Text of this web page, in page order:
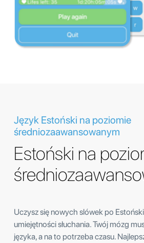
Język Estoński na poziomie
średniozaawansowanym
Estoński na
Uczysz się nowych slówek po
umiejętności słuchania. Twój mózg
języka, a na to potrzeba czasu.